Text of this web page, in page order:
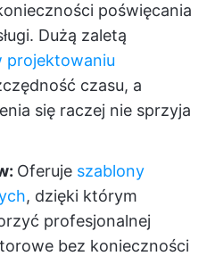
poświęcania
Dużą zaletą
projektowaniu
czasu, a
się raczej nie sprzyja
Oferuje szablony
, dzięki którym
profesjonalnej
bez konieczności